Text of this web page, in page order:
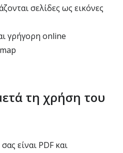
σελίδες ως εικόνες
γρήγορη online
τη χρήση του
είναι PDF και